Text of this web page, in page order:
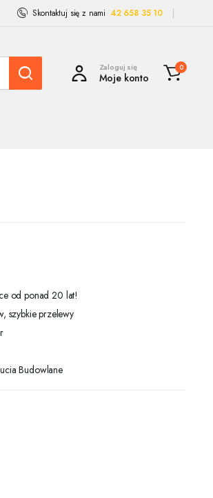
Skontaktuj się z nami 42 658 35 10
Zaloguj się
Moje konto
0
od ponad 20 lat!
szybkie przelewy
Budowlane